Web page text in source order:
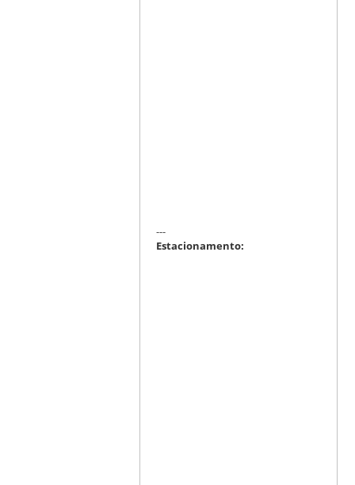
---
Estacionamento: